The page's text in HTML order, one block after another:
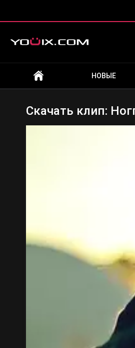
НОВЫЕ
Скачать клип: